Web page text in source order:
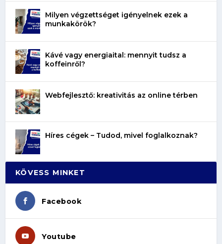
Milyen végzettséget igényelnek ezek a
munkakörök?
Kávé vagy energiaital: mennyit tudsz a
koffeinről?
Webfejlesztő: kreativitás az online térben
Híres cégek – Tudod, mivel foglalkoznak?
KÖVESS MINKET
Facebook
Youtube